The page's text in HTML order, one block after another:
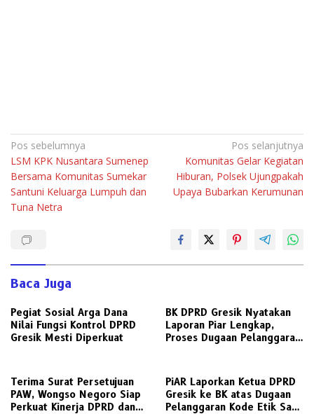
Navigasi
pos
Pos sebelumnya
LSM KPK Nusantara Sumenep
Bersama Komunitas Sumekar
Santuni Keluarga Lumpuh dan
Tuna Netra
Pos selanjutnya
Komunitas Gelar Kegiatan
Hiburan, Polsek Ujungpakah
Upaya Bubarkan Kerumunan
Baca Juga
Pegiat Sosial Arga Dana
Nilai Fungsi Kontrol DPRD
Gresik Mesti Diperkuat
BK DPRD Gresik Nyatakan
Laporan Piar Lengkap,
Proses Dugaan Pelanggaran
Terima Surat Persetujuan
PAW, Wongso Negoro Siap
Perkuat Kinerja DPRD dan
PiAR Laporkan Ketua DPRD
Gresik ke BK atas Dugaan
Pelanggaran Kode Etik Saat